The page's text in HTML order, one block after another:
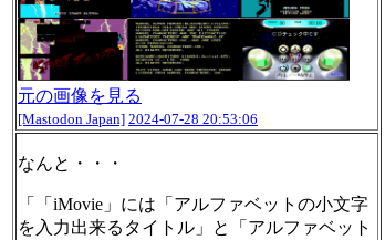
元の画像を見る
[Mastodon Japan] 2024-07-28 20:53:06
なんと・・・
「「iMovie」には「アルファベットの小文字
を入力出来るタイトル」と「アルファベット